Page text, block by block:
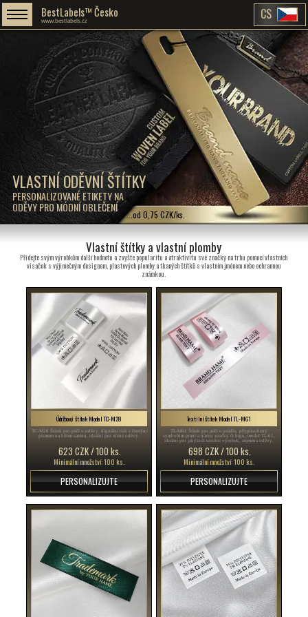
VLASTNÍ ODĚVNÍ ŠTÍTKY
PERSONALIZOVANÉ ETIKETY NA
ODĚVY PRO MÓDNÍ OBLEČENÍ
BestLabels™ Česko
www.bestlabels.cz CS
...od 0,75 CZK/ks.
Vlastní štítky a vlastní plomby
Přidejte svým výrobkům další hodnotu a zvyšte popularitu a atraktivitu své značky na trhu pomocí vlastních
visaček s výjimečným designem, plastových plomby a tkaných štítků s vlastním jménem nebo ochrannou
známkou.
Údržbový štítek Model TC-M28
TC-M28 Štítek pro péči o oděvy, digitální tisk s černým
písmem na bílém saténu, ideální pro různé oděvy.
623 CZK / 100 ks.
Minimální množství: 100 ks.
PERSONALIZUJTE
Textilní štítek Model TL-M61
TL-M61 Štítek pro péči o prádlo, přizpůsobený
symbolům praní a názvu značky či logu, model TL-61,
ideální pro jakýkoli textilní výrobek, zejména oděvy.
698 CZK / 100 ks.
Minimální množství: 100 ks.
PERSONALIZUJTE